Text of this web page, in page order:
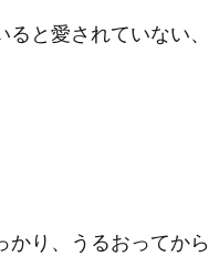
と愛されていない
り、うるおってか